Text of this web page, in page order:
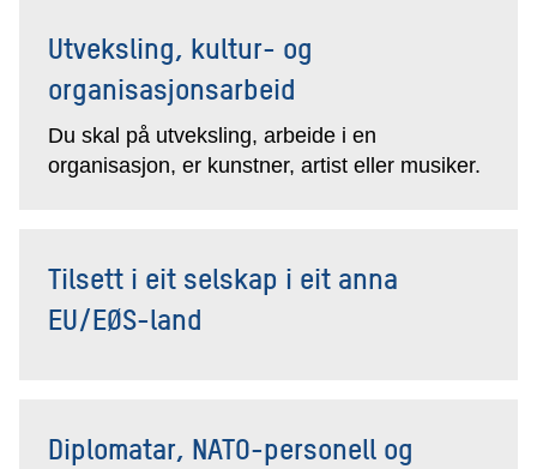
Utveksling, kultur- og
organisasjonsarbeid
Du skal på utveksling, arbeide i en
organisasjon, er kunstner, artist eller musiker.
Tilsett i eit selskap i eit anna
EU/EØS-land
Diplomatar, NATO-personell og